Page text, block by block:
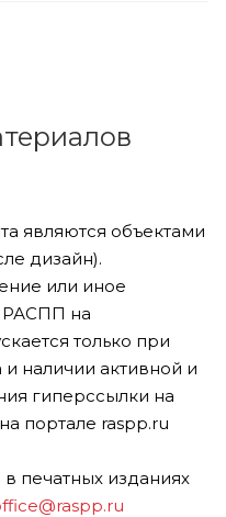
являются объектами
дизайн).
или иное
РАСПП на
только при
и наличии активной и
гиперссылки на
портале raspp.ru
печатных изданиях